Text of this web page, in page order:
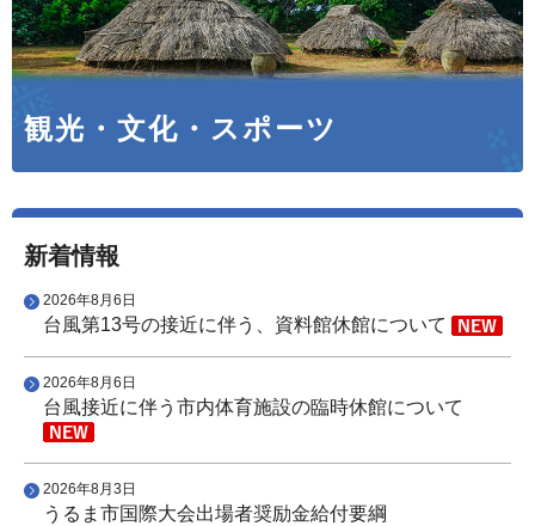
観光・文化・スポーツ
新着情報
2026年8月6日
台風第13号の接近に伴う、資料館休館について
2026年8月6日
台風接近に伴う市内体育施設の臨時休館について
2026年8月3日
うるま市国際大会出場者奨励金給付要綱